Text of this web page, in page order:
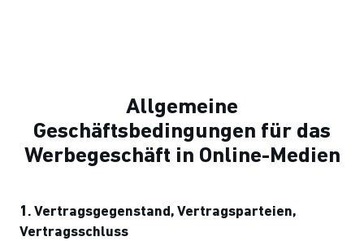
Allgemeine
Geschäftsbedingungen für das
Werbegeschäft in Online-Medien
1. Vertragsgegenstand, Vertragsparteien,
Vertragsschluss